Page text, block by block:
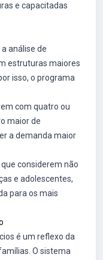
e capacitadas
análise de
estruturas maiores
isso, o programa
com quatro ou
maior de
a demanda maior
considerem não
e adolescentes,
para os mais
é um reflexo da
O sistema